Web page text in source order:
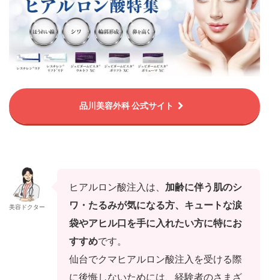
品川美容外科 公式サイト
美容ドクター
ヒアルロン酸注入は、 加齢に伴う肌のシ
ワ・たるみが気になる方、キュートな涙
袋やアヒル口を手に入れたい方に特にお
すすめです。
仙台でクマヒアルロン酸注入を受ける際
に後悔しないためには、経験者のさまざ